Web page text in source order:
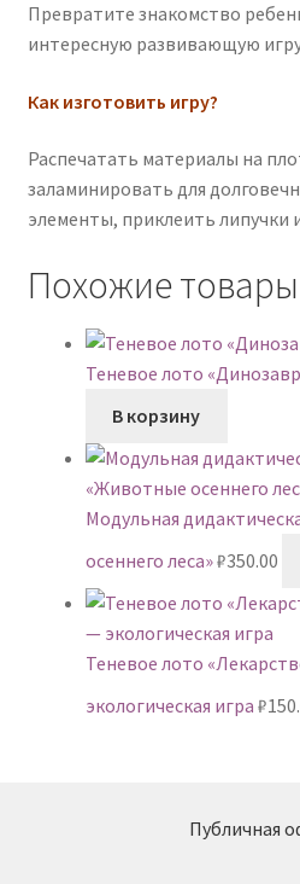
Превратите знакомство
интересную развивающую
Как изготовить игру?
Распечатать материалы на
заламинировать для
элементы, приклеить липучки
Похожие товары
Теневое лото
В корзину
Модульная
осеннего леса»₽350.00
Теневое лото
экологическая игра ₽
Публичная